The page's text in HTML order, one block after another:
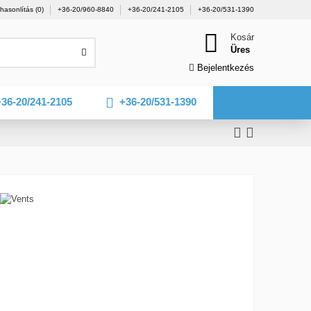
(0) +36-20/960-8840 +36-20/241-2105 +36-20/531-1390
Kosár
Üres
Bejelentkezés
+36-20/531-1390
20/241-2105